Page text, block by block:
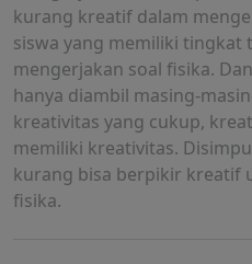
kurang kreatif dalam
siswa yang memiliki tingkat
mengerjakan soal fisika.
hanya diambil masing-
kreativitas yang cukup,
memiliki kreativitas.
kurang bisa berpikir kreatif
fisika.